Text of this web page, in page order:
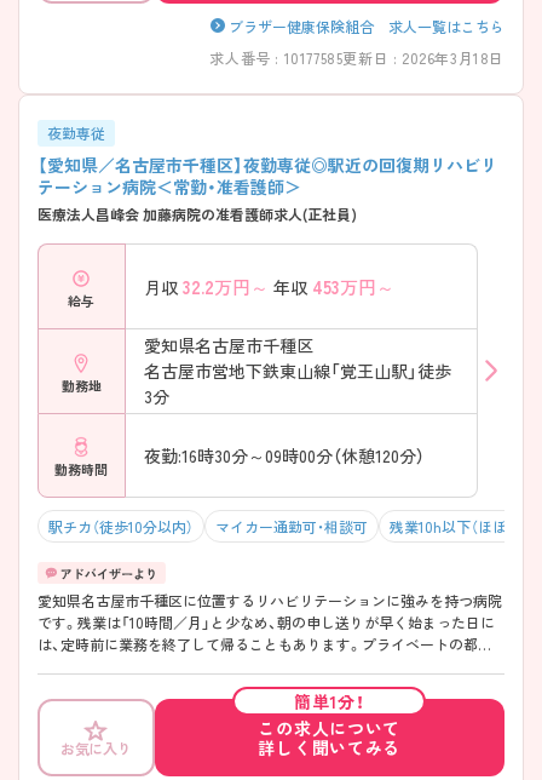
ブラザー健康保険組合 求人一覧はこちら
求人番号 : 10177585更新日 : 2026年3月18日
夜勤専従
【愛知県／名古屋市千種区】夜勤専従◎駅近の回復期リハビリ
テーション病院＜常勤・准看護師＞
医療法人昌峰会 加藤病院の准看護師求人(正社員)
給与
月収 32.2万円～ 年収 453万円～
勤務地
愛知県名古屋市千種区
名古屋市営地下鉄東山線「覚王山駅」徒歩
3分
勤務時間
夜勤:16時30分～09時00分（休憩120分）
駅チカ（徒歩10分以内） マイカー通勤可・相談可 残業10h以下（ほぼなし）
愛知県名古屋市千種区に位置するリハビリテーションに強みを持つ病院
です。残業は「10時間／月」と少なめ、朝の申し送りが早く始まった日に
は、定時前に業務を終了して帰ることもあります。プライベートの都合
対策ポイントなど、さらに詳細をお話しいたしますのでお気軽にご相談
ください。
お気に入り
簡単1分！
この求人について
詳しく聞いてみる